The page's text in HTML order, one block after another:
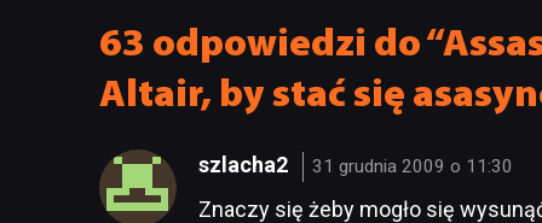
63 odpowiedzi do
Altair, by stać się
szlacha2 31 grudnia 2009 o 11:30
Znaczy się żeby mogło się